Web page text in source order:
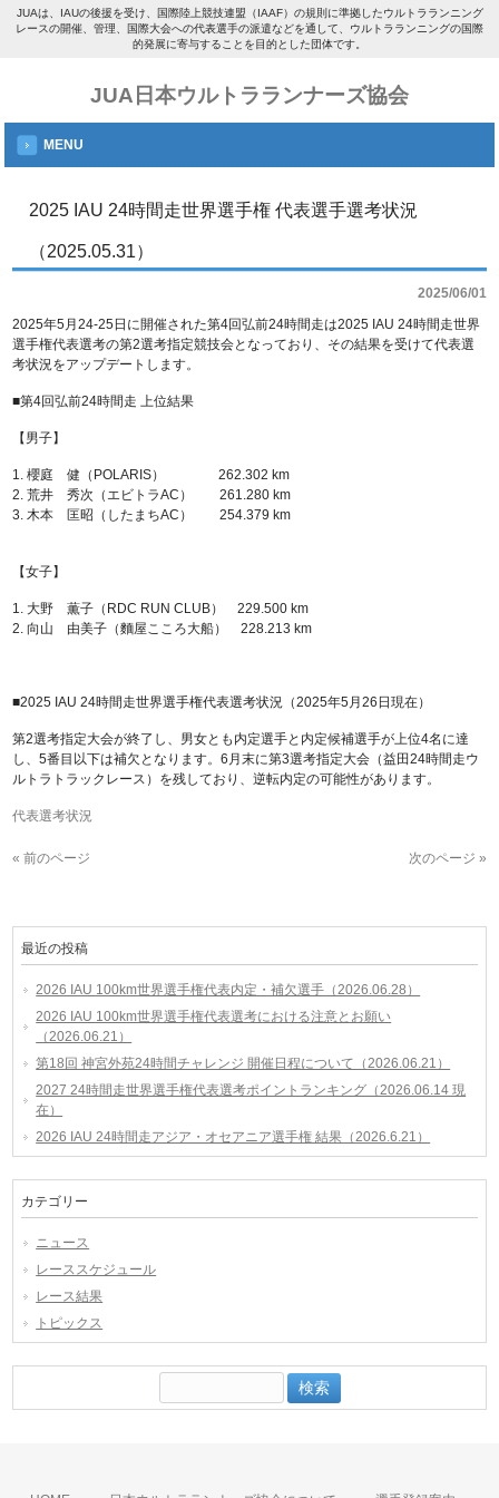
JUAは、IAUの後援を受け、国際陸上競技連盟（IAAF）の規則に準拠したウルトラランニング
レースの開催、管理、国際大会への代表選手の派遣などを通して、ウルトラランニングの国際
的発展に寄与することを目的とした団体です。
JUA日本ウルトラランナーズ協会
MENU
2025 IAU 24時間走世界選手権 代表選手選考状況
（2025.05.31）
2025/06/01
2025年5月24-25日に開催された第4回弘前24時間走は2025 IAU 24時間走世界
選手権代表選考の第2選考指定競技会となっており、その結果を受けて代表選
考状況をアップデートします。
■第4回弘前24時間走 上位結果
【男子】
1. 櫻庭 健（POLARIS） 262.302 km
2. 荒井 秀次（エビトラAC） 261.280 km
3. 木本 匡昭（したまちAC） 254.379 km
【女子】
1. 大野 薫子（RDC RUN CLUB） 229.500 km
2. 向山 由美子（麵屋こころ大船） 228.213 km
■2025 IAU 24時間走世界選手権代表選考状況（2025年5月26日現在）
第2選考指定大会が終了し、男女とも内定選手と内定候補選手が上位4名に達
し、5番目以下は補欠となります。6月末に第3選考指定大会（益田24時間走ウ
ルトラトラックレース）を残しており、逆転内定の可能性があります。
代表選考状況
« 前のページ 次のページ »
最近の投稿
2026 IAU 100km世界選手権代表内定・補欠選手（2026.06.28）
2026 IAU 100km世界選手権代表選考における注意とお願い
（2026.06.21）
第18回 神宮外苑24時間チャレンジ 開催日程について（2026.06.21）
2027 24時間走世界選手権代表選考ポイントランキング（2026.06.14 現
在）
2026 IAU 24時間走アジア・オセアニア選手権 結果（2026.6.21）
カテゴリー
ニュース
レーススケジュール
レース結果
トピックス
索: